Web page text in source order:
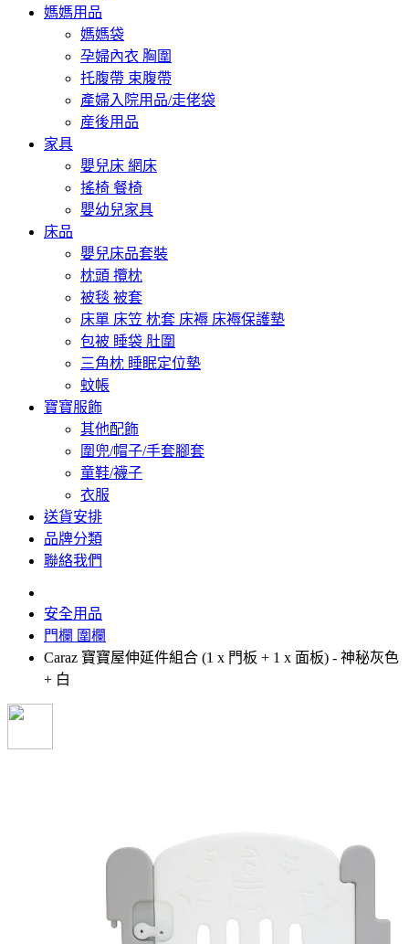
媽媽用品
媽媽袋
孕婦內衣 胸圍
托腹帶 束腹帶
產婦入院用品/走佬袋
産後用品
家具
嬰兒床 網床
搖椅 餐椅
嬰幼兒家具
床品
嬰兒床品套裝
枕頭 攬枕
被毯 被套
床單 床笠 枕套 床褥 床褥保護墊
包被 睡袋 肚圍
三角枕 睡眠定位墊
蚊帳
寶寶服飾
其他配飾
圍兜/帽子/手套腳套
童鞋/襪子
衣服
送貨安排
品牌分類
聯絡我們
安全用品
門欄 圍欄
Caraz 寶寶屋伸延件組合 (1 x 門板 + 1 x 面板) - 神秘灰色
+ 白